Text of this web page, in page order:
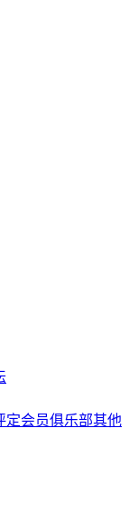
定会员俱乐部其他